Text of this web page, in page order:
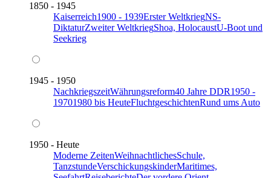
1850 - 1945
Kaiserreich1900 - 1939Erster WeltkriegNS-
DiktaturZweiter WeltkriegShoa, HolocaustU-Boot und
Seekrieg
1945 - 1950
NachkriegszeitWährungsreform40 Jahre DDR1950 -
19701980 bis HeuteFluchtgeschichtenRund ums Auto
1950 - Heute
Moderne ZeitenWeihnachtlichesSchule,
TanzstundeVerschickungskinderMaritimes,